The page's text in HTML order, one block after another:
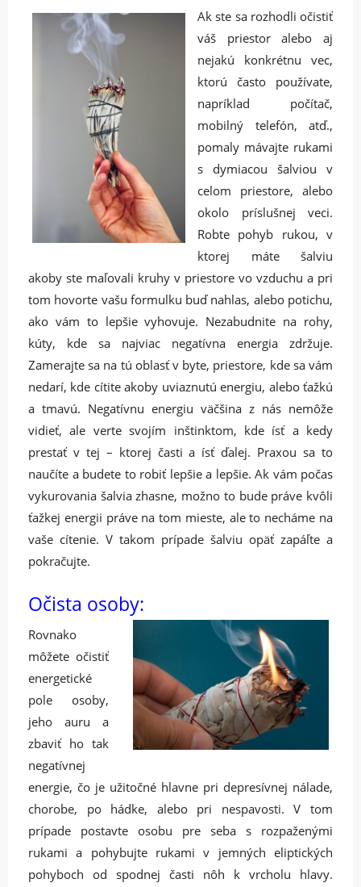
Ak ste sa rozhodli očistiť
váš priestor alebo aj
nejakú konkrétnu vec,
ktorú často používate,
napríklad počítač,
mobilný telefón, atď.,
pomaly mávajte rukami
s dymiacou šalviou v
celom priestore, alebo
okolo príslušnej veci.
Robte pohyb rukou, v
ktorej máte šalviu
akoby ste maľovali kruhy v priestore vo vzduchu a pri
tom hovorte vašu formulku buď nahlas, alebo potichu,
ako vám to lepšie vyhovuje. Nezabudnite na rohy,
kúty, kde sa najviac negatívna energia zdržuje.
Zamerajte sa na tú oblasť v byte, priestore, kde sa vám
nedarí, kde cítite akoby uviaznutú energiu, alebo ťažkú
a tmavú. Negatívnu energiu väčšina z nás nemôže
vidieť, ale verte svojím inštinktom, kde ísť a kedy
prestať v tej – ktorej časti a ísť ďalej. Praxou sa to
naučíte a budete to robiť lepšie a lepšie. Ak vám počas
vykurovania šalvia zhasne, možno to bude práve kvôli
ťažkej energii práve na tom mieste, ale to necháme na
vaše cítenie. V takom prípade šalviu opäť zapáľte a
pokračujte.
Očista osoby:
Rovnako
môžete očistiť
energetické
pole osoby,
jeho auru a
zbaviť ho tak
negatívnej
energie, čo je užitočné hlavne pri depresívnej nálade,
chorobe, po hádke, alebo pri nespavosti. V tom
prípade postavte osobu pre seba s rozpaženými
rukami a pohybujte rukami v jemných eliptických
pohyboch od spodnej časti nôh k vrcholu hlavy.